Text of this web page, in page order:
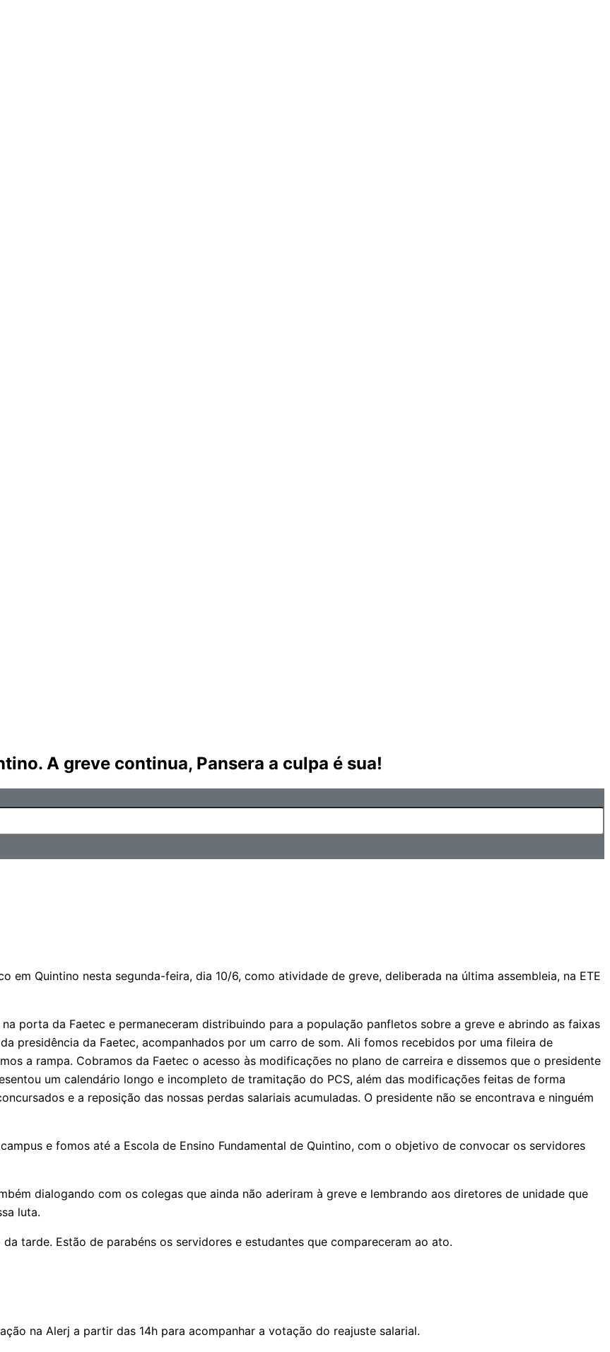
A greve continua, Pansera a culpa é sua!
em Quintino nesta segunda-feira, dia 10/6, como atividade de greve, deliberada na última assembleia, na ETE
porta da Faetec e permaneceram distribuindo para a população panfletos sobre a greve e abrindo as faixas
presidência da Faetec, acompanhados por um carro de som. Ali fomos recebidos por uma fileira de
a rampa. Cobramos da Faetec o acesso às modificações no plano de carreira e dissemos que o presidente
um calendário longo e incompleto de tramitação do PCS, além das modificações feitas de forma
e a reposição das nossas perdas salariais acumuladas. O presidente não se encontrava e ninguém
e fomos até a Escola de Ensino Fundamental de Quintino, com o objetivo de convocar os servidores
dialogando com os colegas que ainda não aderiram à greve e lembrando aos diretores de unidade que
luta.
tarde. Estão de parabéns os servidores e estudantes que compareceram ao ato.
na Alerj a partir das 14h para acompanhar a votação do reajuste salarial.